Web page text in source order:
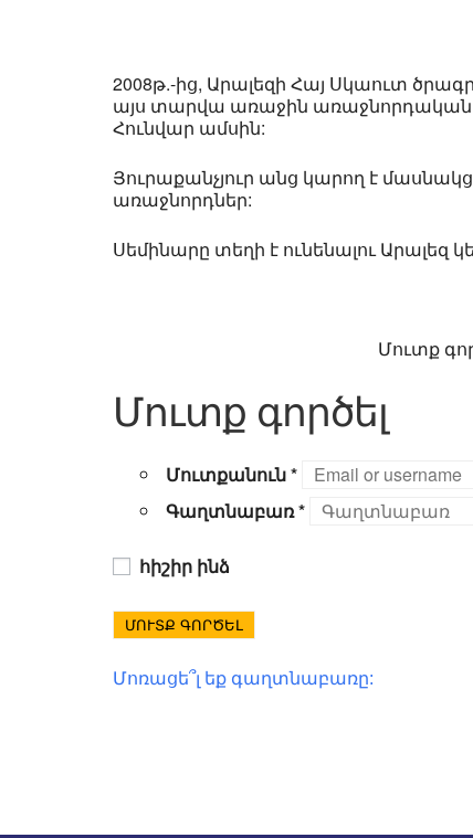
2008թ.-ից, Արալեզի Հայ Սկաուտ
այս տարվա առաջին առաջնորդական
Հունվար ամսին:
Յուրաքանչյուր անց կարող է
առաջնորդներ:
Սեմինարը տեղի է ունենալու Արալեզ
Մուտք
Մուտք գործել
Մուտքանուն*
Գաղտնաբառ*
հիշիր ինձ
ՄՈՒՏՔ ԳՈՐԾԵԼ
Մոռացե՞լ եք գաղտնաբառը: